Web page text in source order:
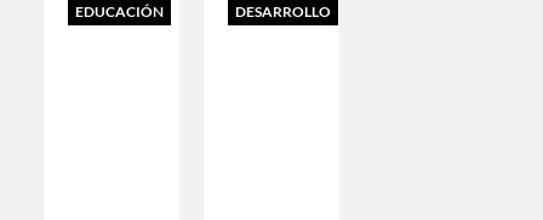
EDUCACIÓN
DESARROLLO